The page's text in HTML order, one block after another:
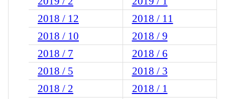
2018 / 12
2018 / 11
2018 / 10
2018 / 9
2018 / 7
2018 / 6
2018 / 5
2018 / 3
2018 / 2
2018 / 1